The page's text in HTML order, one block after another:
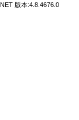
版本:4.8.4676.0